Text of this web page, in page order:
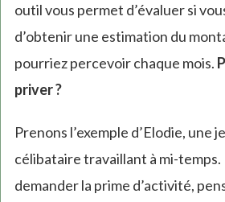
outil vous permet d’évaluer si
d’obtenir une estimation du
pourriez percevoir chaque mois.
priver ?
Prenons l’exemple d’Elodie, une
célibataire travaillant à mi-temps.
demander la prime d’activité,